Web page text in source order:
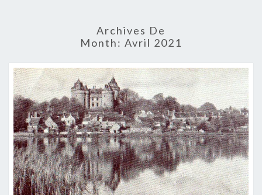
Archives De
Month: Avril 2021